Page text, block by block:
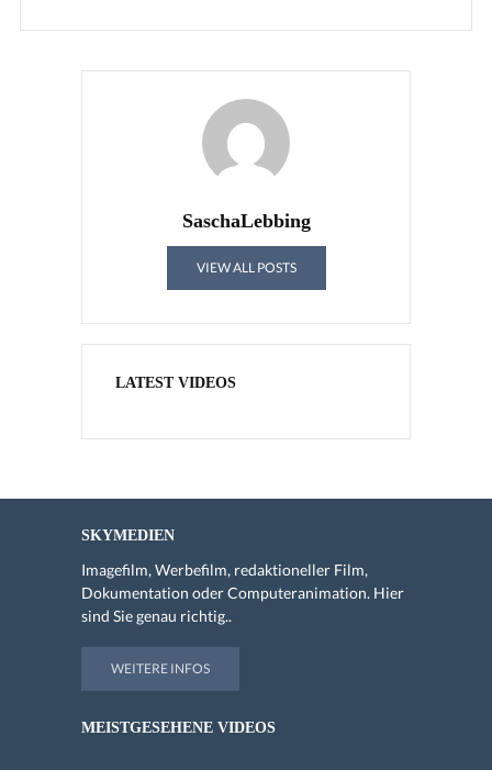
SaschaLebbing
VIEW ALL POSTS
LATEST VIDEOS
SKYMEDIEN
Imagefilm, Werbefilm, redaktioneller Film,
Dokumentation oder Computeranimation. Hier
sind Sie genau richtig..
WEITERE INFOS
MEISTGESEHENE VIDEOS